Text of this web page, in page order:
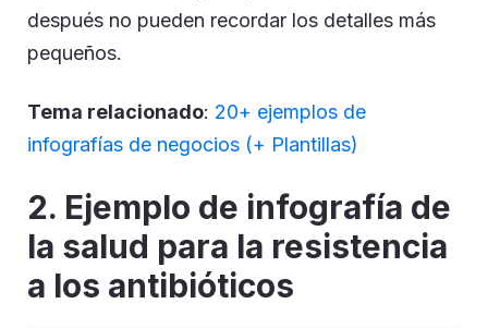
después no pueden recordar los detalles más
pequeños.
Tema relacionado: 20+ ejemplos de
infografías de negocios (+ Plantillas)
2. Ejemplo de infografía de
la salud para la resistencia
a los antibióticos